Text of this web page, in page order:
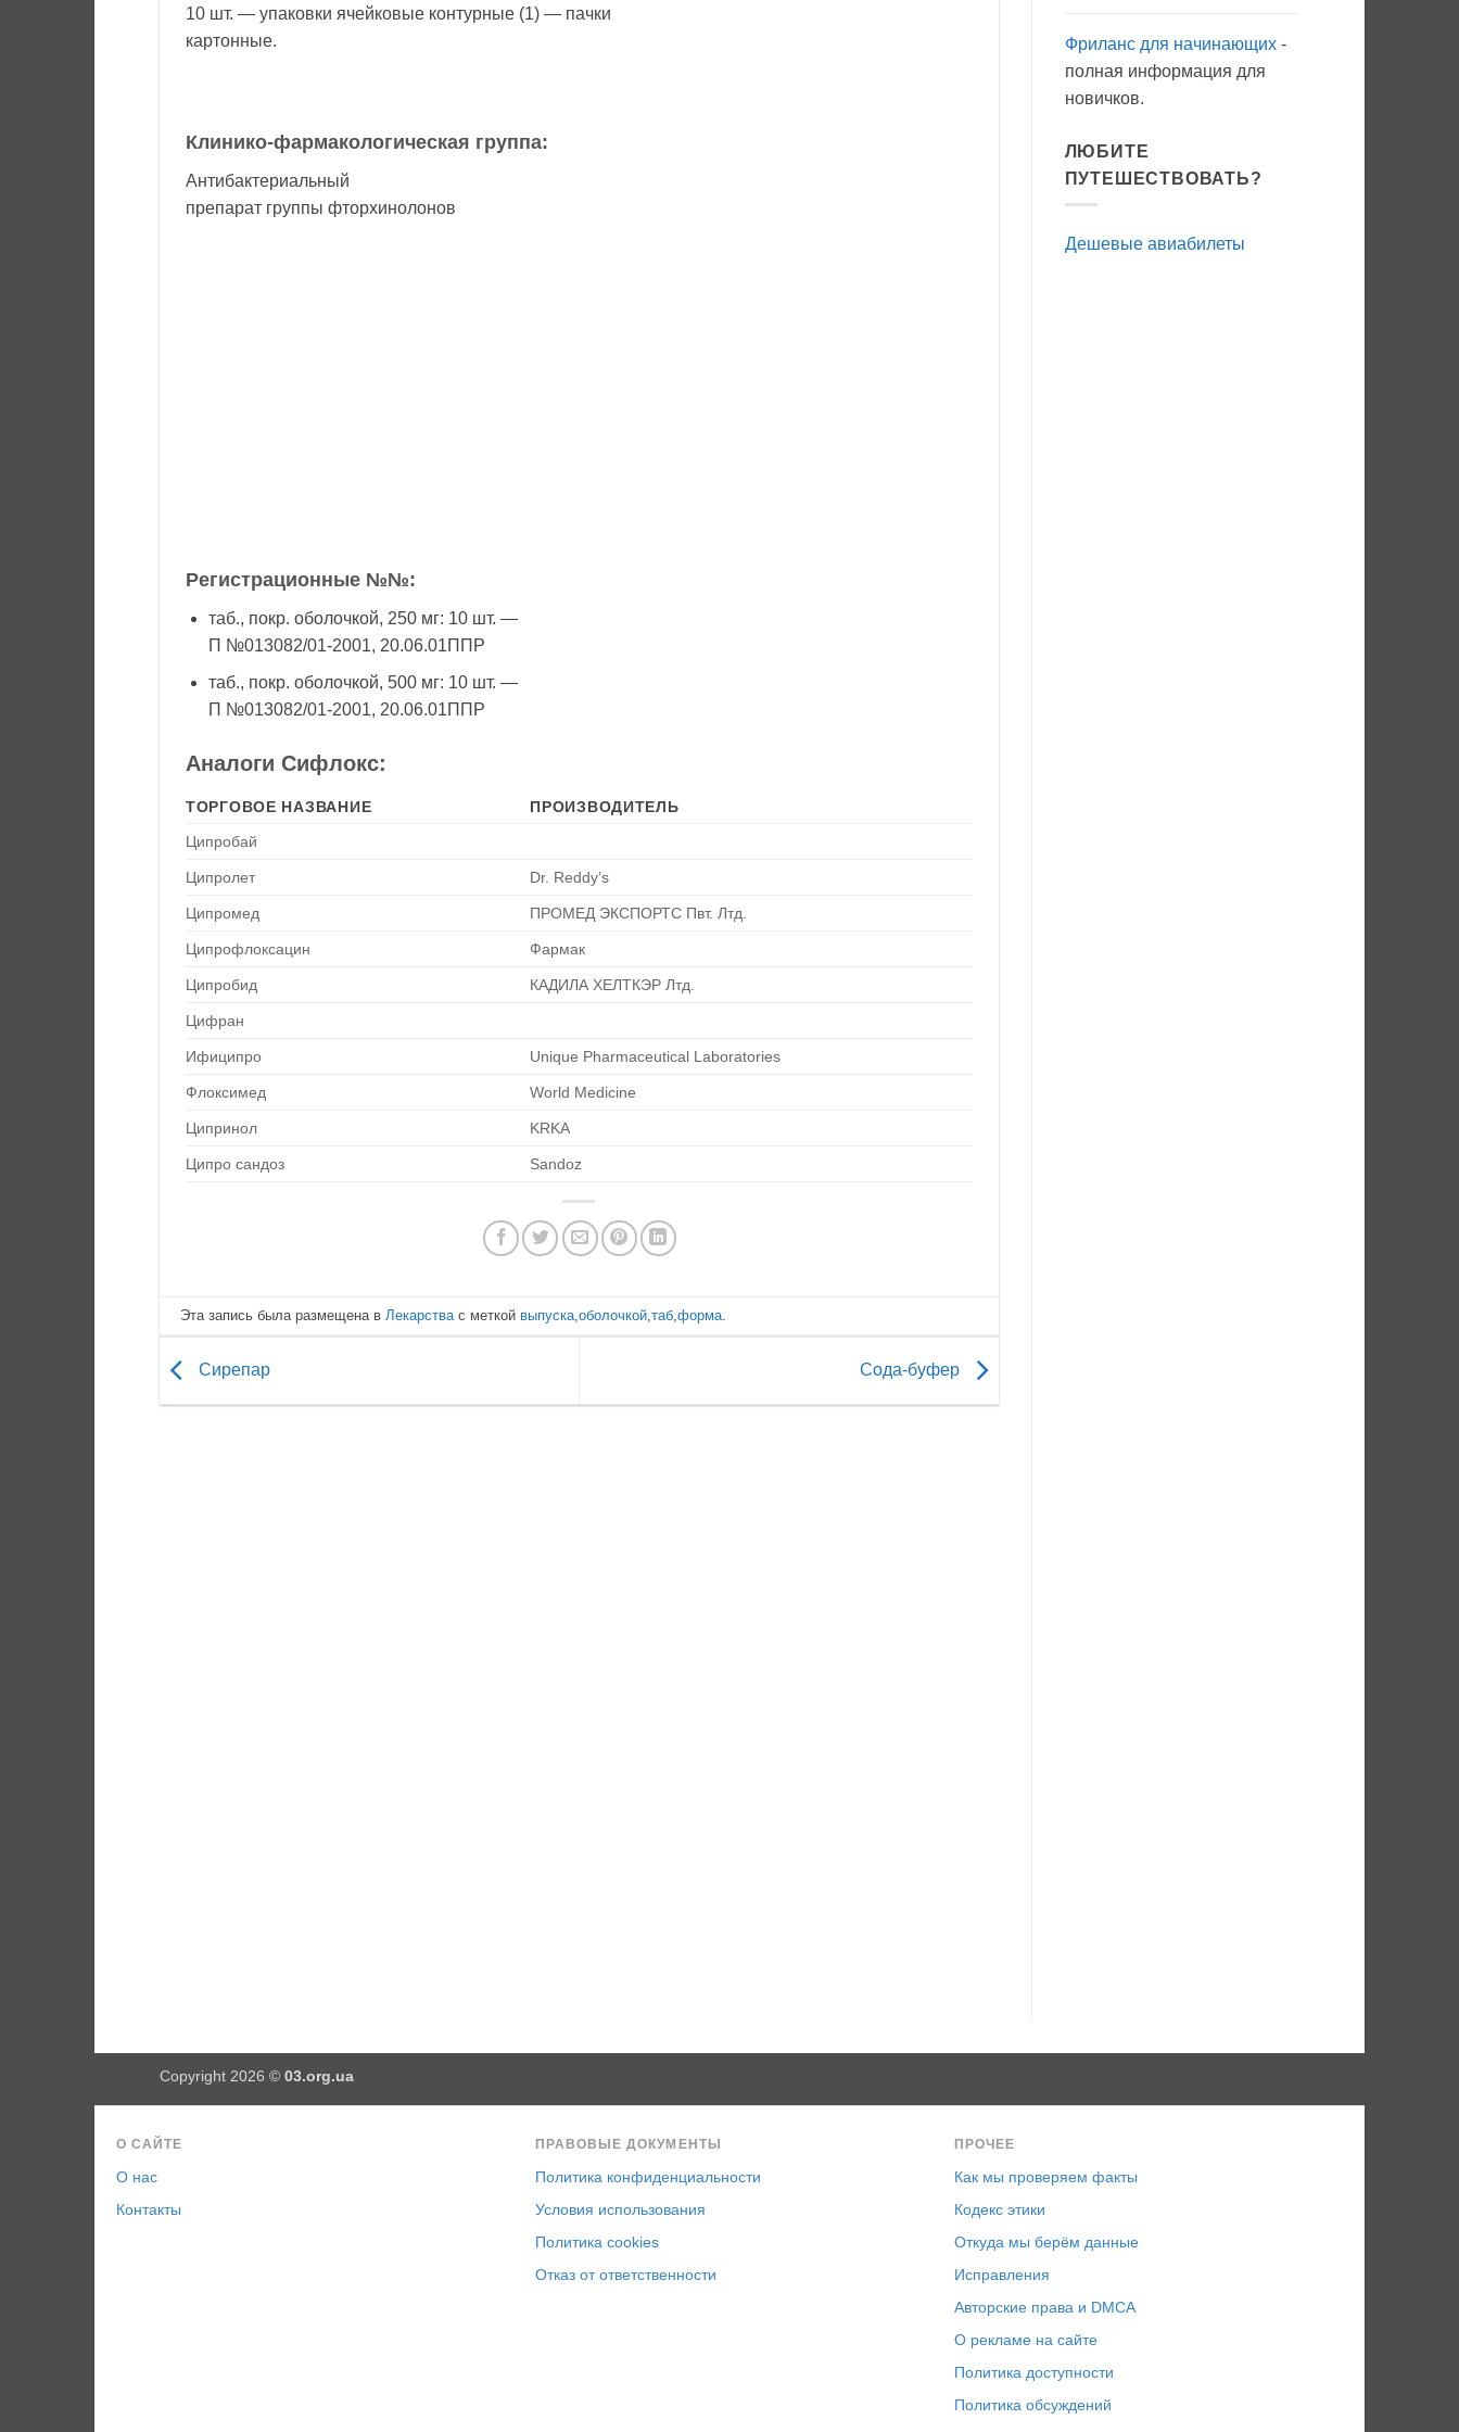
10 шт. — упаковки ячейковые контурные (1) — пачки
картонные.
Клинико-фармакологическая группа:
Антибактериальный
препарат группы фторхинолонов
Регистрационные №№:
таб., покр. оболочкой, 250 мг: 10 шт. —
П №013082/01-2001, 20.06.01ППР
таб., покр. оболочкой, 500 мг: 10 шт. —
П №013082/01-2001, 20.06.01ППР
Аналоги Сифлокс:
ТОРГОВОЕ НАЗВАНИЕ
ПРОИЗВОДИТЕЛЬ
Ципробай
Ципролет Dr. Reddy’s
Ципромед ПРОМЕД ЭКСПОРТС Пвт. Лтд.
Ципрофлоксацин Фармак
Ципробид КАДИЛА ХЕЛТКЭР Лтд.
Цифран
Ифиципро Unique Pharmaceutical Laboratories
Флоксимед World Medicine
Ципринол KRKA
Ципро сандоз Sandoz
Эта запись была размещена в Лекарства с меткой выпуска ,оболочкой ,таб ,форма
Сирепар Сода-буфер
Фриланс для начинающих-
полная информация для
новичков.
ЛЮБИТЕ
ПУТЕШЕСТВОВАТЬ?
Дешевые авиабилеты
Copyright 2026 © 03.org.ua
О САЙТЕ
О нас
Контакты
ПРАВОВЫЕ ДОКУМЕНТЫ
Политика конфиденциальности
Условия использования
Политика cookies
Отказ от ответственности
ПРОЧЕЕ
Как мы проверяем факты
Кодекс этики
Откуда мы берём данные
Исправления
Авторские права и DMCA
О рекламе на сайте
Политика доступности
Политика обсуждений